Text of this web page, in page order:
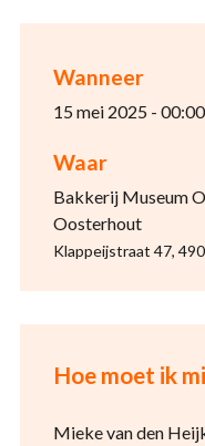
Wanneer
15 mei 2025 - 00:00
Waar
Bakkerij Museum
Oosterhout
Klappeijstraat 47,
Hoe moet ik
Mieke van den